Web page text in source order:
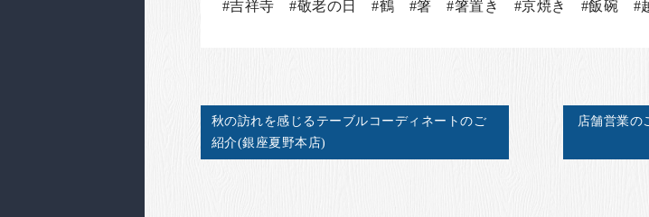
#吉祥寺 #敬老の日 #鶴 #箸 #箸置き #京焼き #飯碗 #
秋の訪れを感じるテーブルコーディネートのご
紹介(銀座夏野本店)
店舗営業の